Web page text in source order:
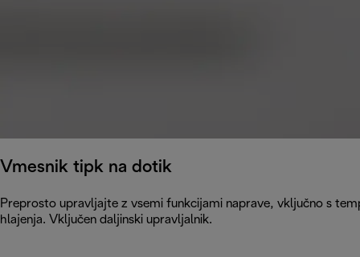
Vmesnik tipk na dotik
Preprosto upravljajte z vsemi funkcijami naprave, vključno s
hlajenja. Vključen daljinski upravljalnik.